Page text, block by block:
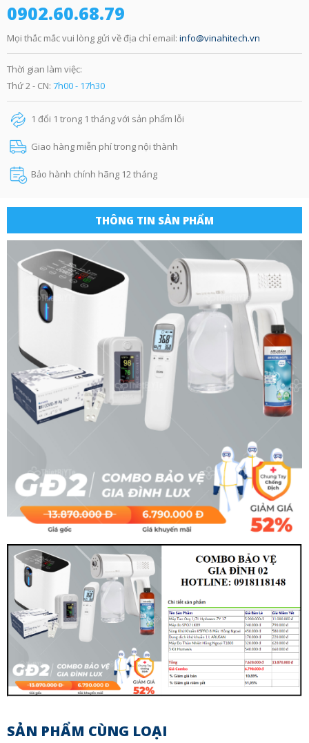
0902.60.68.79
Mọi thắc mắc vui lòng gửi về địa chỉ email: info@vinahitech.vn
Thời gian làm việc:
Thứ 2 - CN: 7h00 - 17h30
1 đổi 1 trong 1 tháng với sản phẩm lỗi
Giao hàng miễn phí trong nội thành
Bảo hành chính hãng 12 tháng
THÔNG TIN SẢN PHẨM
SẢN PHẨM CÙNG LOẠI